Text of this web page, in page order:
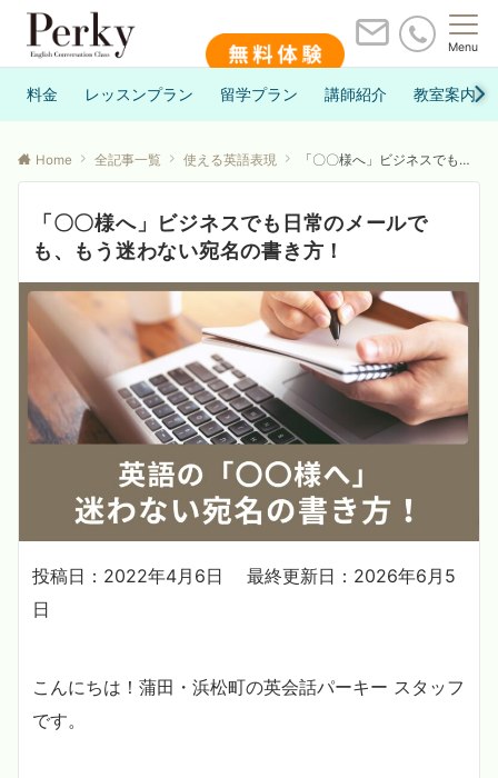
Menu
料金 レッスンプラン 留学プラン 講師紹介 教室案内
Home 全記事一覧 使える英語表現 「〇〇様へ」ビジネスでも日常のメールでも、もう迷わない宛名の書き方！
「〇〇様へ」ビジネスでも日常のメールで
も、もう迷わない宛名の書き方！
投稿日：2022年4月6日
最終更新日：2026年6月5
日
こんにちは！蒲田・浜松町の英会話パーキー スタッフ
です。